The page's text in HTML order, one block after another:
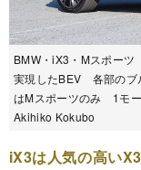
BMW・iX3・Mスポー
実現したBEV 各部のブ
はMスポーツのみ 1モ
Akihiko Kokubo
iX3は人気の高い